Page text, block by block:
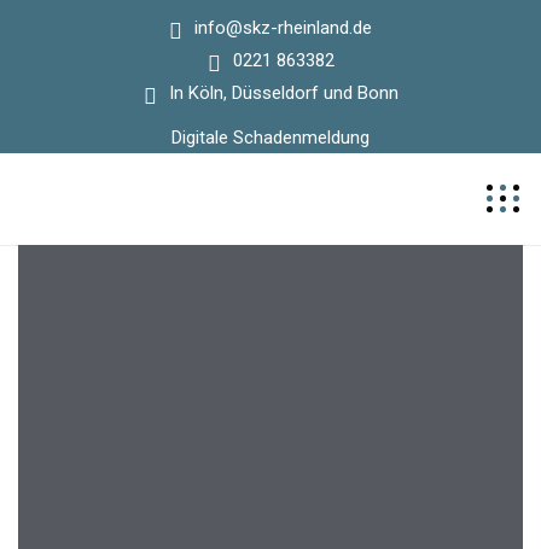
info@skz-rheinland.de
0221 863382
In Köln, Düsseldorf und Bonn
Digitale Schadenmeldung